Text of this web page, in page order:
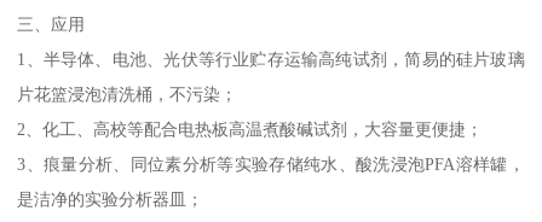
三、应用
1、半导体、电池、光伏等行业贮存运输高纯试剂，简易的硅片玻璃
片花篮浸泡清洗桶，不污染；
2、化工、高校等配合电热板高温煮酸碱试剂，大容量更便捷；
3、痕量分析、同位素分析等实验存储纯水、酸洗浸泡PFA溶样罐，
是洁净的实验分析器皿；